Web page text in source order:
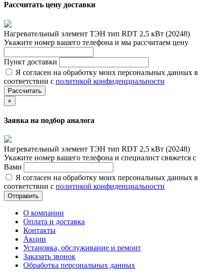
Рассчитать цену доставки
Нагревательный элемент ТЭН тип RDT 2,5 кВт (20248)
Укажите номер вашего телефона и мы рассчитаем цену
Пункт доставки
Я согласен на обработку моих персональных данных в
соответствии с политикой конфиденциальности
Рассчитать
×
Заявка на подбор аналога
Нагревательный элемент ТЭН тип RDT 2,5 кВт (20248)
Укажите номер вашего телефона и специалист свяжется с
Вами
Я согласен на обработку моих персональных данных в
соответствии с политикой конфиденциальности
Отправить
О компании
Оплата и доставка
Контакты
Акции
Установка, обслуживание и ремонт
Заказать звонок
Обработка персональных данных